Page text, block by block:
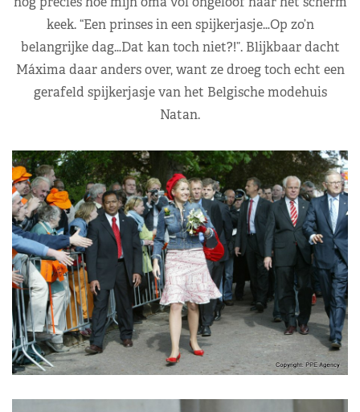
keek. “Een prinses in een spijkerjasje…Op zo’n
belangrijke dag…Dat kan toch niet?!”. Blijkbaar dacht
Máxima daar anders over, want ze droeg toch echt een
gerafeld spijkerjasje van het Belgische modehuis
Natan.